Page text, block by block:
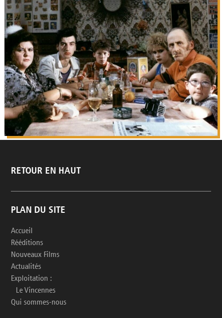
RETOUR EN HAUT
PLAN DU SITE
Accueil
Rééditions
Nouveaux Films
Actualités
Exploitation :
Le Vincennes
Qui sommes-nous